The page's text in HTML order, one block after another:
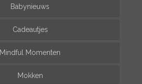
Babynieuws
Cadeautjes
Mindful Momenten
Mokken